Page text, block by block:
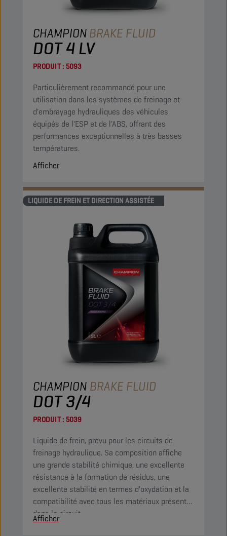
CHAMPIONBRAKE FLUID
DOT 4 LV
PRODUIT : 5093
Particulièrement recommandé pour une
utilisation dans les systèmes de freinage et
d'embrayage hydrauliques des véhicules
équipés de l'ESP et de l'ABS, offrant des
performances exceptionnelles à très basses
températures.
Afficher
LIQUIDE DE FREIN ET DIRECTION ASSISTÉE
CHAMPION BRAKE FLUID
DOT 3/4
PRODUIT : 5039
Liquide de frein, prévu pour les circuits de
freinage hydraulique. Sa composition affiche
une grande stabilité chimique, une excellente
résistance à la formation de résidus, une
excellente stabilité en termes d'oxydation et la
compatibilité avec tous les matériaux présents
dans le circuit.
Afficher